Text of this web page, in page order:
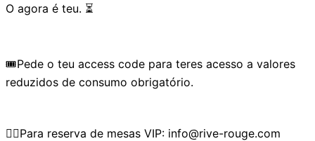
O agora é teu. ⏳
🎟️Pede o teu access code para teres acesso a valores
reduzidos de consumo obrigatório.
👉🏼Para reserva de mesas VIP: info@rive-rouge.com